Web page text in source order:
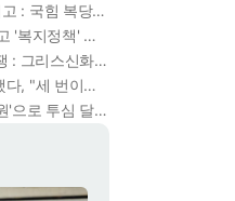
필리버스터는 밀리고 토론회는 묻히고 : 국힘 복당 원하는 한동훈, '검사 정치'의 한계만 드러내나
경기지사 추미애, 경기도 재정난 두고 '복지정책' 탓하는 시선에 정면 반박 : "고령자와 아이 인구 급증"
영화 '오디세이'에 난데없는 정치논쟁 : 그리스신화 공간에서 '트럼프 전쟁의 참혹함'이 보인다
이재명 사관학교 통합 반대를 직격했다, "세 번이나 군사 쿠데타 했는데 압도적 지위"
삼성전자 SK하이닉스 '파격 주주환원'으로 투심 달래고 주가도 받칠까, 100조 넘는 추가 배당 재원에 쏠리는 눈